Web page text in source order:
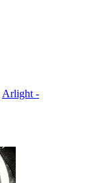
Arlight -